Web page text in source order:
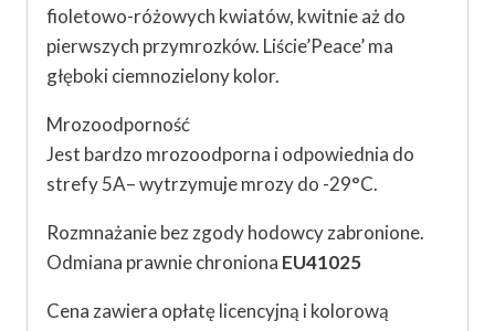
fioletowo-różowych kwiatów, kwitnie aż do
pierwszych przymrozków. Liście’Peace’ ma
głęboki ciemnozielony kolor.
Mrozoodporność
Jest bardzo mrozoodporna i odpowiednia do
strefy 5A– wytrzymuje mrozy do -29°C.
Rozmnażanie bez zgody hodowcy zabronione.
Odmiana prawnie chroniona EU41025
Cena zawiera opłatę licencyjną i kolorową